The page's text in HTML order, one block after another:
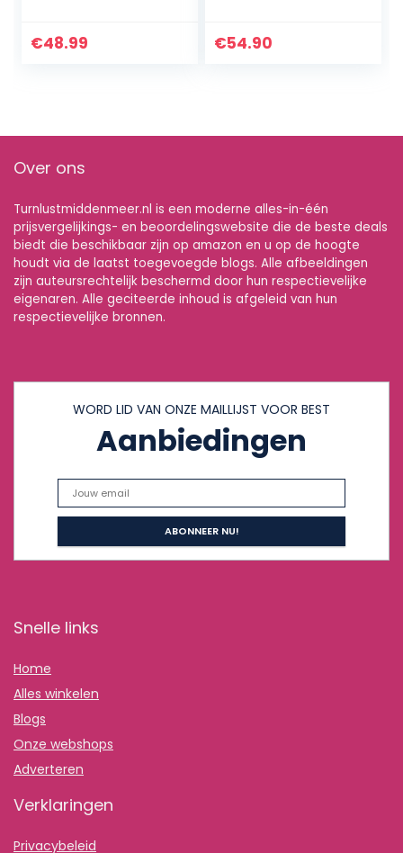
€48.99
Calisthenics –
€54.90
Over ons
Turnlustmiddenmeer.nl is een moderne alles-in-één
prijsvergelijkings- en beoordelingswebsite die de beste deals
biedt die beschikbaar zijn op amazon en u op de hoogte
houdt via de laatst toegevoegde blogs. Alle afbeeldingen
zijn auteursrechtelijk beschermd door hun respectievelijke
eigenaren. Alle geciteerde inhoud is afgeleid van hun
respectievelijke bronnen.
WORD LID VAN ONZE MAILLIJST VOOR BEST
Aanbiedingen
Snelle links
Home
Alles winkelen
Blogs
Onze webshops
Adverteren
Verklaringen
Privacybeleid